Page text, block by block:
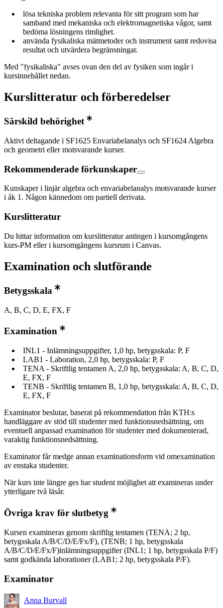
lösa tekniska problem relevanta för sitt program som har
samband med mekaniska och elektromagnetiska vågor, samt
bedöma lösningens rimlighet.
använda fysikaliska mätmetoder och instrument samt redovisa
resultat och utvärdera begränsningar.
Med "fysikaliska" avses ovan den del av fysiken som ingår i
kursinnehållet nedan.
Kurslitteratur och förberedelser
Särskild behörighet
Aktivt deltagande i SF1625 Envariabelanalys och SF1624 Algebra
och geometri eller motsvarande kurser.
Rekommenderade förkunskaper
Kunskaper i linjär algebra och envariabelanalys motsvarande kurser
i åk 1. Någon kännedom om partiell derivata.
Kurslitteratur
Du hittar information om kurslitteratur antingen i kursomgångens
kurs-PM eller i kursomgångens kursrum i Canvas.
Examination och slutförande
Betygsskala
A, B, C, D, E, FX, F
Examination
INL1 - Inlämningsuppgifter, 1,0 hp, betygsskala: P, F
LAB1 - Laboration, 2,0 hp, betygsskala: P, F
TENA - Skriftlig tentamen A, 2,0 hp, betygsskala: A, B, C, D,
E, FX, F
TENB - Skriftlig tentamen B, 1,0 hp, betygsskala: A, B, C, D,
E, FX, F
Examinator beslutar, baserat på rekommendation från KTH:s
handläggare av stöd till studenter med funktionsnedsättning, om
eventuell anpassad examination för studenter med dokumenterad,
varaktig funktionsnedsättning.
Examinator får medge annan examinationsform vid omexamination
av enstaka studenter.
När kurs inte längre ges har student möjlighet att examineras under
ytterligare två läsår.
Övriga krav för slutbetyg
Kursen examineras genom skriftlig tentamen (TENA; 2 hp,
betygsskala A/B/C/D/E/Fx/F), (TENB; 1 hp, betygsskala
A/B/C/D/E/Fx/F)inlämningsuppgifter (INL1; 1 hp, betygsskala P/F)
samt godkända laborationer (LAB1; 2 hp, betygsskala P/F).
Examinator
Anna Burvall